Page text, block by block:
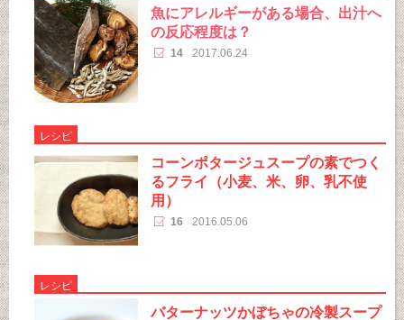
魚にアレルギーがある場合、出汁へ
の反応程度は？
14 2017.06.24
レシピ
コーンポタージュスープの素でつく
るフライ（小麦、米、卵、乳不使
用）
16 2016.05.06
レシピ
バターナッツかぼちゃの冷製スープ